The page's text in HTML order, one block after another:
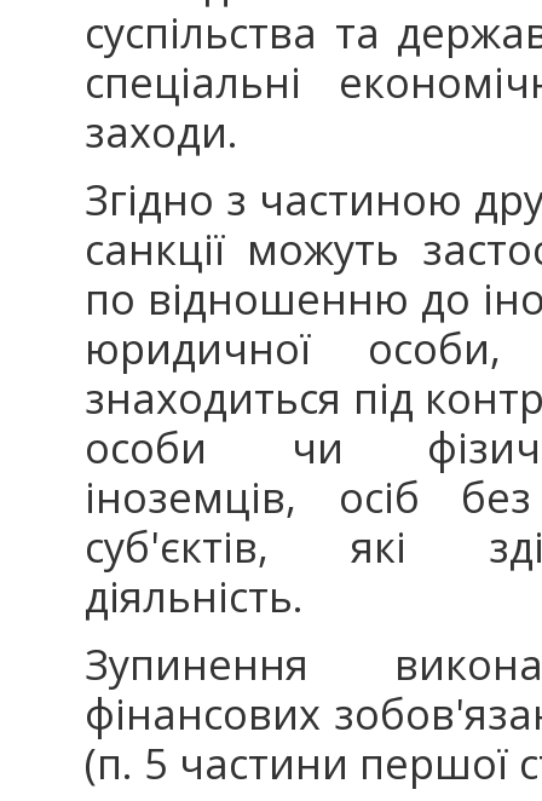
суспільства та
спеціальні
заходи.
Згідно з частиною
санкції можуть
по відношенню до
юридичної
знаходиться під
особи чи
іноземців, осіб
суб'єктів, які
діяльність.
Зупинення
фінансових
(п. 5 частини першої